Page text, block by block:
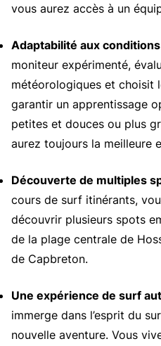
vous aurez accès à un
Adaptabilité aux conditions
moniteur expérimenté,
météorologiques et choisit
garantir un apprentissage
petites et douces ou plus
aurez toujours la meilleure
Découverte de multiples
cours de surf itinérants,
découvrir plusieurs spots
de la plage centrale de
de Capbreton.
Une expérience de surf
immerge dans l’esprit du
nouvelle aventure. Vous